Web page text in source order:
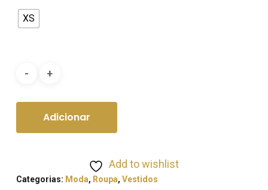
XS
Adicionar
Add to wishlist
Categorias: Moda, Roupa, Vestidos